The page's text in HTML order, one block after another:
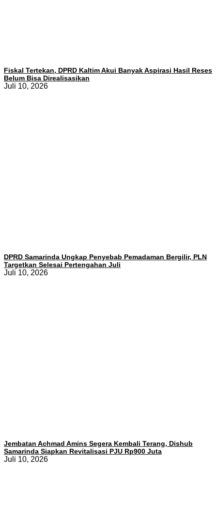
Fiskal Tertekan, DPRD Kaltim Akui Banyak Aspirasi Hasil Reses
Belum Bisa Direalisasikan
Juli 10, 2026
DPRD Samarinda Ungkap Penyebab Pemadaman Bergilir, PLN
Targetkan Selesai Pertengahan Juli
Juli 10, 2026
Jembatan Achmad Amins Segera Kembali Terang, Dishub
Samarinda Siapkan Revitalisasi PJU Rp900 Juta
Juli 10, 2026